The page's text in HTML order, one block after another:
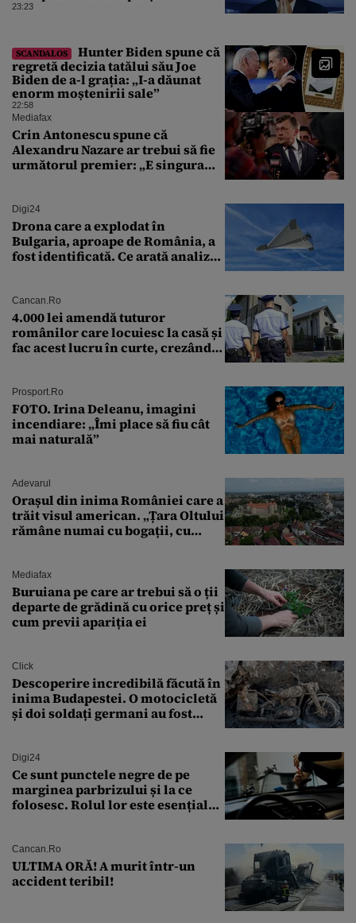
corpului
23:23
SCANDALOS
Hunter Biden spune că
regretă decizia tatălui său Joe
Biden de a-l grația: „I-a dăunat
enorm moștenirii sale”
22:58
Mediafax
Crin Antonescu spune că
Alexandru Nazare ar trebui să fie
următorul premier: „E singura
Digi24
Drona care a explodat în
Bulgaria, aproape de România, a
fost identificată. Ce arată analiza
Cancan.ro
4.000 lei amendă tuturor
românilor care locuiesc la casă și
fac acest lucru în curte, crezând
Prosport.ro
FOTO. Irina Deleanu, imagini
incendiare: „Îmi place să fiu cât
mai naturală”
Adevarul
Orașul din inima României care a
trăit visul american. „Țara Oltului
rămâne numai cu bogații, cu
Mediafax
Buruiana pe care ar trebui să o ții
departe de grădină cu orice preț și
cum previi apariția ei
Click
Descoperire incredibilă făcută în
inima Budapestei. O motocicletă
și doi soldați germani au fost
Digi24
Ce sunt punctele negre de pe
marginea parbrizului și la ce
folosesc. Rolul lor este esențial
Cancan.ro
ULTIMA ORĂ! A murit într-un
accident teribil!